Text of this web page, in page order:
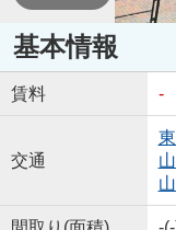
基本情報
賃料 -
交通